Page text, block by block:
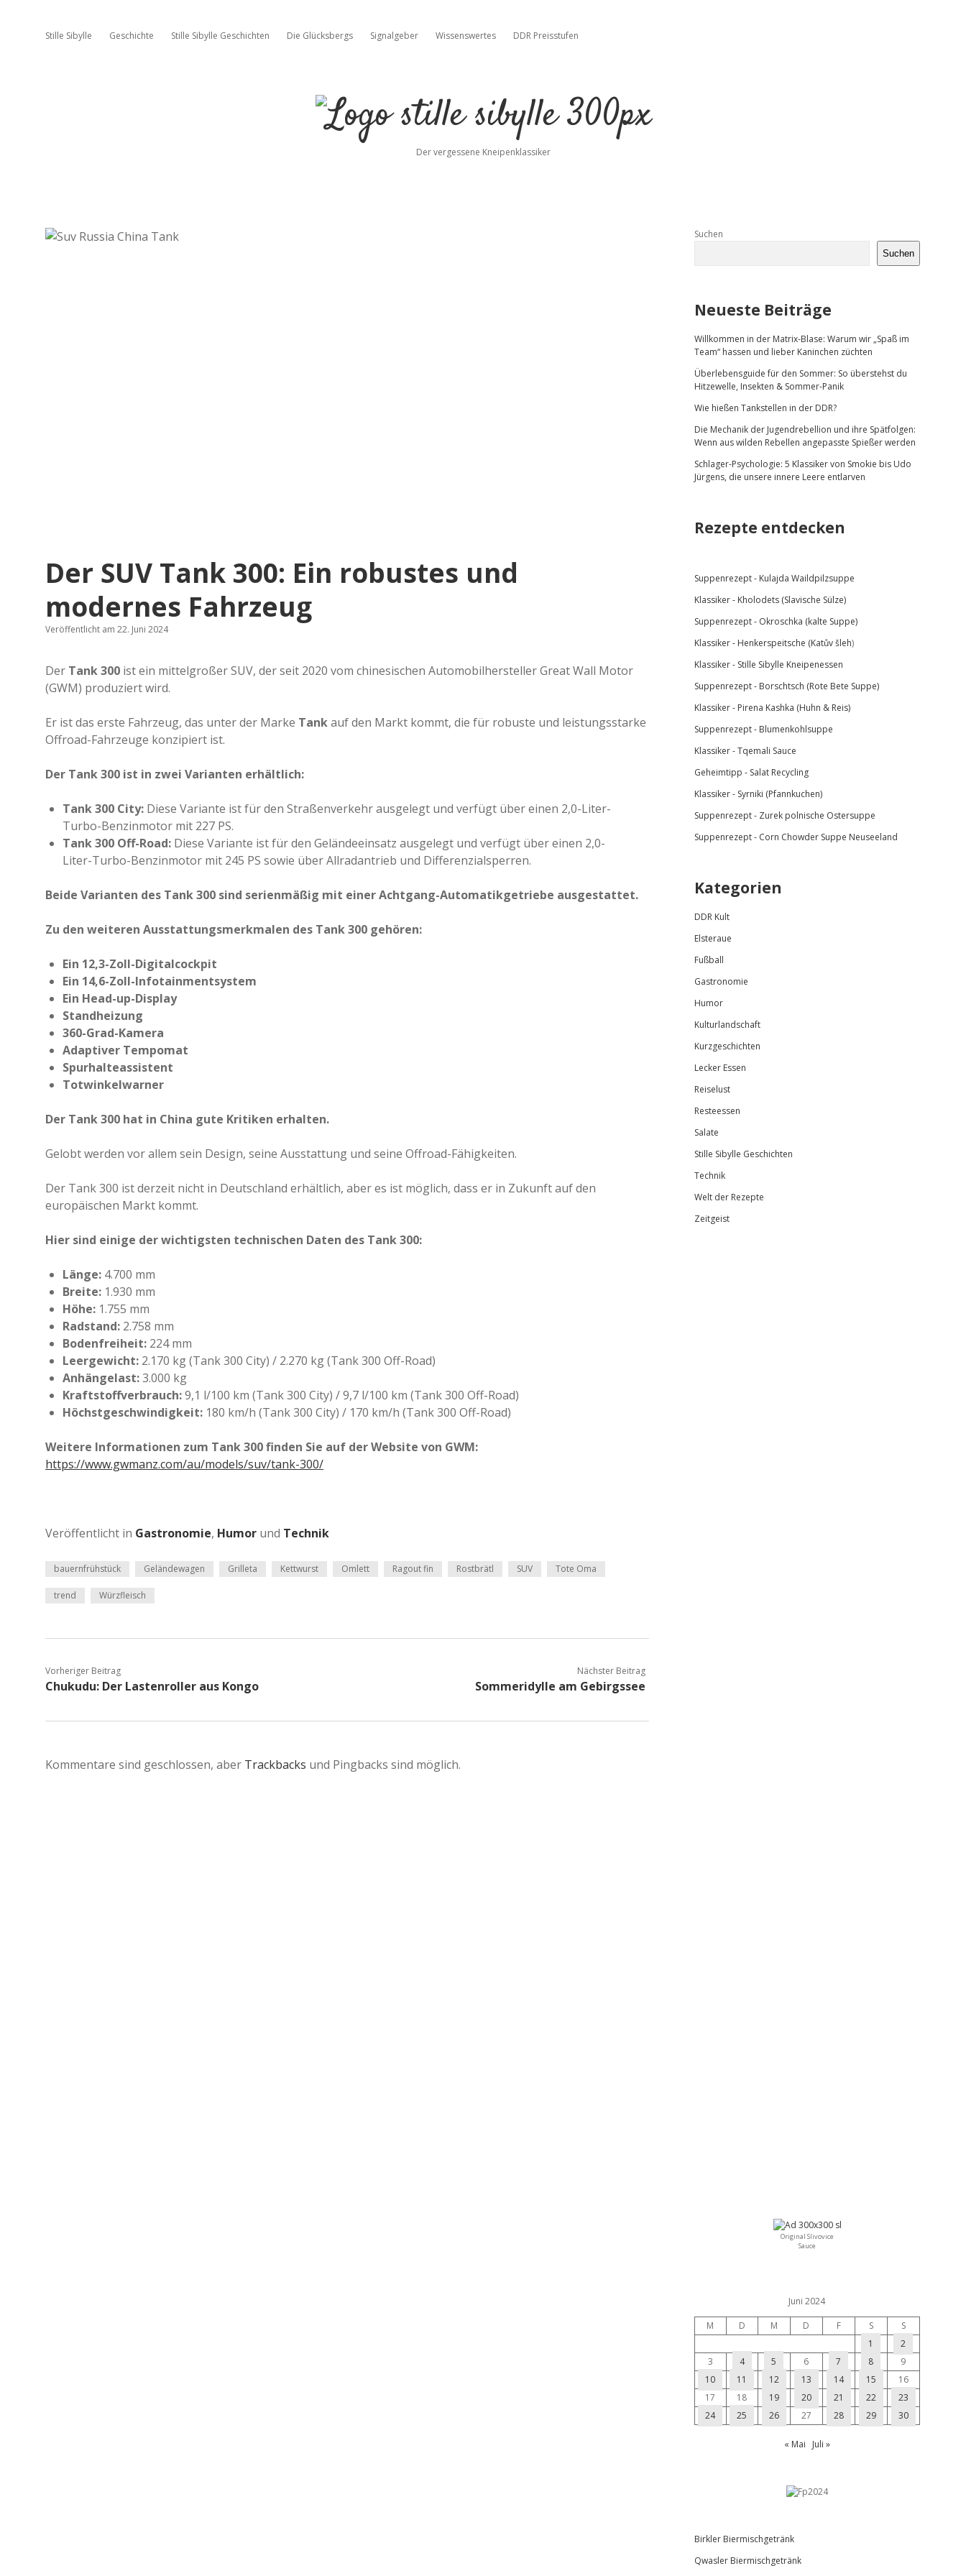
Stille Sibylle Geschichte Stille Sibylle Geschichten Die Glücksbergs Signalgeber Wissenswertes DDR Preisstufen
Stille
Sibylle
Der vergessene Kneipenklassiker
Der SUV Tank 300: Ein robustes und
modernes Fahrzeug
Veröffentlicht am 22. Juni 2024
Der Tank 300 ist ein mittelgroßer SUV, der seit 2020 vom chinesischen Automobilhersteller Great Wall Motor
(GWM) produziert wird.
Er ist das erste Fahrzeug, das unter der Marke Tankauf den Markt kommt, die für robuste und leistungsstarke
Offroad-Fahrzeuge konzipiert ist.
Der Tank 300 ist in zwei Varianten erhältlich:
Tank 300 City: Diese Variante ist für den Straßenverkehr ausgelegt und verfügt über einen 2,0-Liter-
Turbo-Benzinmotor mit 227 PS.
Tank 300 Off-Road: Diese Variante ist für den Geländeeinsatz ausgelegt und verfügt über einen 2,0-
Liter-Turbo-Benzinmotor mit 245 PS sowie über Allradantrieb und Differenzialsperren.
Beide Varianten des Tank 300 sind serienmäßig mit einer Achtgang-Automatikgetriebe ausgestattet.
Zu den weiteren Ausstattungsmerkmalen des Tank 300 gehören:
Ein 12,3-Zoll-Digitalcockpit
Ein 14,6-Zoll-Infotainmentsystem
Ein Head-up-Display
Standheizung
360-Grad-Kamera
Adaptiver Tempomat
Spurhalteassistent
Totwinkelwarner
Der Tank 300 hat in China gute Kritiken erhalten.
Gelobt werden vor allem sein Design, seine Ausstattung und seine Offroad-Fähigkeiten.
Der Tank 300 ist derzeit nicht in Deutschland erhältlich, aber es ist möglich, dass er in Zukunft auf den
europäischen Markt kommt.
Hier sind einige der wichtigsten technischen Daten des Tank 300:
Länge: 4.700 mm
Breite: 1.930 mm
Höhe: 1.755 mm
Radstand: 2.758 mm
Bodenfreiheit: 224 mm
Leergewicht: 2.170 kg (Tank 300 City) / 2.270 kg (Tank 300 Off-Road)
Anhängelast:3.000 kg
Kraftstoffverbrauch:9,1 l/100 km (Tank 300 City) / 9,7 l/100 km (Tank 300 Off-Road)
Höchstgeschwindigkeit: 180 km/h (Tank 300 City) / 170 km/h (Tank 300 Off-Road)
Weitere Informationen zum Tank 300 finden Sie auf der Website von GWM:
https://www.gwmanz.com/au/models/suv/tank-300/
Veröffentlicht in Gastronomie, Humor und Technik
bauernfrühstück Geländewagen Grilleta Kettwurst Omlett Ragout fin Rostbrätl SUV Tote Oma
trend Würzfleisch
Vorheriger Beitrag
Chukudu: Der Lastenroller aus Kongo
Nächster Beitrag
Sommeridylle am Gebirgssee
Kommentare sind geschlossen, aber Trackbacks und Pingbacks sind möglich.
Sidebar
Suchen
Suchen
Neueste Beiträge
Willkommen in der Matrix-Blase: Warum wir „Spaß im
Team“ hassen und lieber Kaninchen züchten
Überlebensguide für den Sommer: So überstehst du
Hitzewelle, Insekten & Sommer-Panik
Wie hießen Tankstellen in der DDR?
Die Mechanik der Jugendrebellion und ihre Spätfolgen:
Wenn aus wilden Rebellen angepasste Spießer werden
Schlager-Psychologie: 5 Klassiker von Smokie bis Udo
Jürgens, die unsere innere Leere entlarven
Rezepte entdecken
Suppenrezept - Kulajda Waildpilzsuppe
Klassiker - Kholodets (Slavische Sülze)
Suppenrezept - Okroschka (kalte Suppe)
Klassiker - Henkerspeitsche (Katův šleh)
Klassiker - Stille Sibylle Kneipenessen
Suppenrezept - Borschtsch (Rote Bete Suppe)
Klassiker - Pirena Kashka (Huhn & Reis)
Suppenrezept - Blumenkohlsuppe
Klassiker -Tqemali Sauce
Geheimtipp - Salat Recycling
Klassiker - Syrniki (Pfannkuchen)
Suppenrezept - Zurek polnische Ostersuppe
Suppenrezept - Corn Chowder Suppe Neuseeland
Kategorien
DDR Kult
Elsteraue
Fußball
Gastronomie
Humor
Kulturlandschaft
Kurzgeschichten
Lecker Essen
Reiselust
Resteessen
Salate
Stille Sibylle Geschichten
Technik
Welt der Rezepte
Zeitgeist
Original Slivovice
Sauce
Juni 2024
M
D M D F S
S
1
2
3
4 5 6 7 8
9
10
11 12 13 14 15
16
17
18 19 20 21 22
23
24
25 26 27 28 29 30
« Mai Juli »
Birkler Biermischgetränk
Qwasler Biermischgetränk